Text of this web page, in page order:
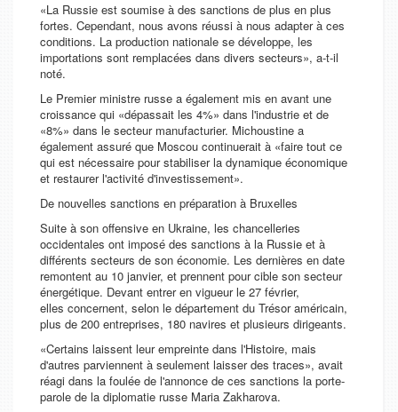
«La Russie est soumise à des sanctions de plus en plus
fortes. Cependant, nous avons réussi à nous adapter à ces
conditions. La production nationale se développe, les
importations sont remplacées dans divers secteurs», a-t-il
noté.
Le Premier ministre russe a également mis en avant une
croissance qui «dépassait les 4%» dans l'industrie et de
«8%» dans le secteur manufacturier. Michoustine a
également assuré que Moscou continuerait à «faire tout ce
qui est nécessaire pour stabiliser la dynamique économique
et restaurer l'activité d'investissement».
De nouvelles sanctions en préparation à Bruxelles
Suite à son offensive en Ukraine, les chancelleries
occidentales ont imposé des sanctions à la Russie et à
différents secteurs de son économie. Les dernières en date
remontent au 10 janvier, et prennent pour cible son secteur
énergétique. Devant entrer en vigueur le 27 février,
elles concernent, selon le département du Trésor américain,
plus de 200 entreprises, 180 navires et plusieurs dirigeants.
«Certains laissent leur empreinte dans l'Histoire, mais
d'autres parviennent à seulement laisser des traces», avait
réagi dans la foulée de l'annonce de ces sanctions la porte-
parole de la diplomatie russe Maria Zakharova.